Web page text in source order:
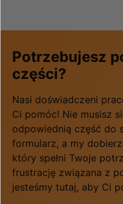
Potrzebujesz
części?
Nasi doświadczeni
Ci pomóc! Nie musisz
odpowiednią część do
formularz, a my
który spełni Twoje
frustrację związana z
jesteśmy tutaj, aby Ci